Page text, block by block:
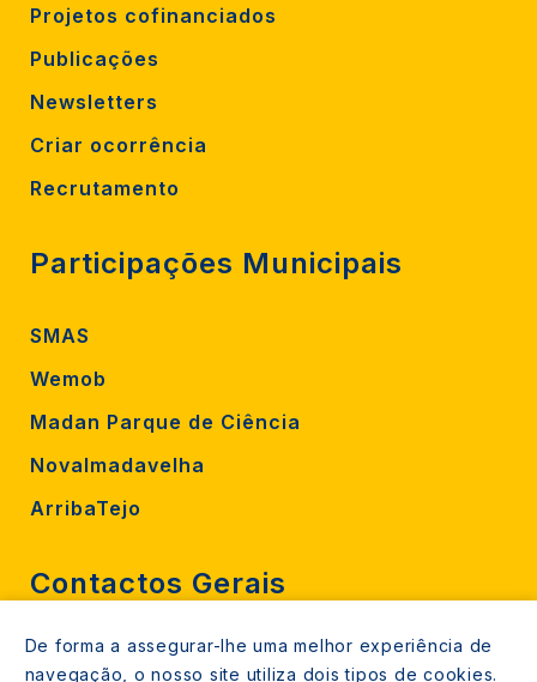
Projetos cofinanciados
Publicações
Newsletters
Criar ocorrência
Recrutamento
Participações Municipais
SMAS
Wemob
Madan Parque de Ciência
Novalmadavelha
ArribaTejo
Contactos Gerais
212 724 000
De forma a assegurar-lhe uma melhor experiência de
navegação, o nosso site utiliza dois tipos de cookies.